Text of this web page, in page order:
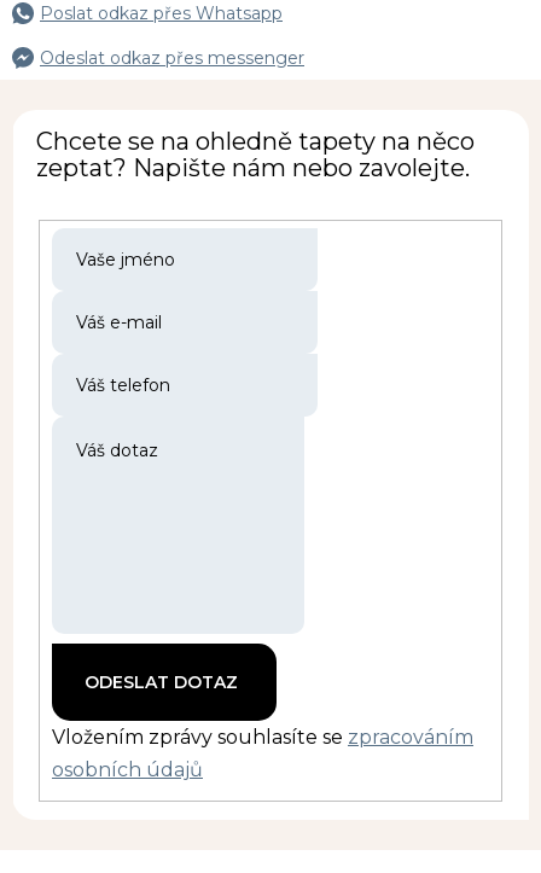
Poslat odkaz přes Whatsapp
Odeslat odkaz přes messenger
Chcete se na ohledně tapety na něco
zeptat? Napište nám nebo zavolejte.
Vložením zprávy souhlasíte se zpracováním
osobních údajů